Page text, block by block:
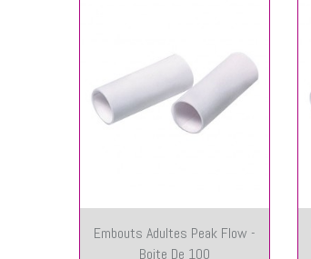
Embouts Adultes Peak Flow -
Boite De 100